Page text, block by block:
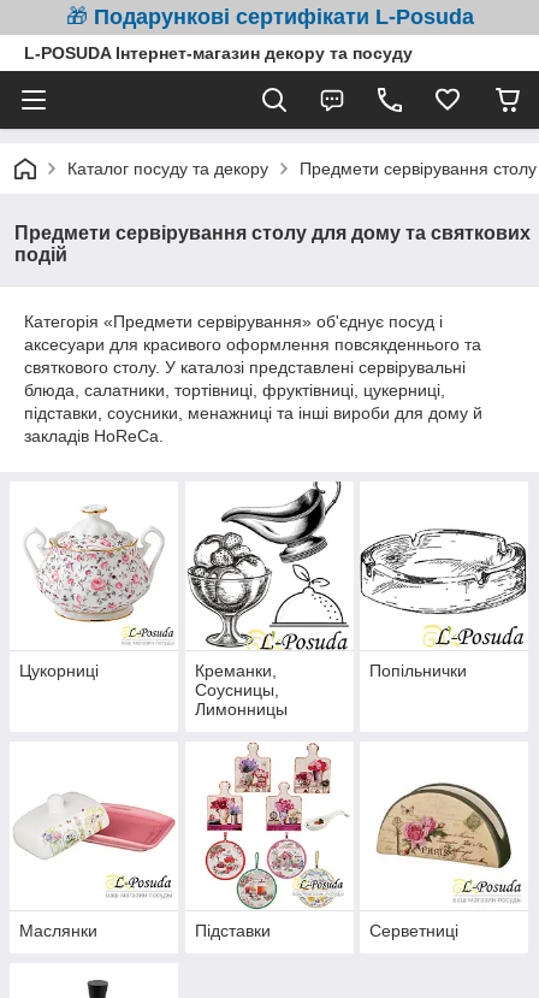
🎁 Подарункові сертифікати L-Posuda
L-POSUDA Інтернет-магазин декору та посуду
Каталог посуду та декору Предмети сервірування
Предмети сервірування столу для дому та святкових
подій
Категорія «Предмети сервірування» об'єднує посуд і
аксесуари для красивого оформлення повсякденнього та
святкового столу. У каталозі представлені сервірувальні
блюда, салатники, тортівниці, фруктівниці, цукерниці,
підставки, соусники, менажниці та інші вироби для дому й
закладів HoReCa.
Цукорниці
Креманки,
Соусницы,
Лимонницы
Попільнички
Маслянки Підставки Серветниці